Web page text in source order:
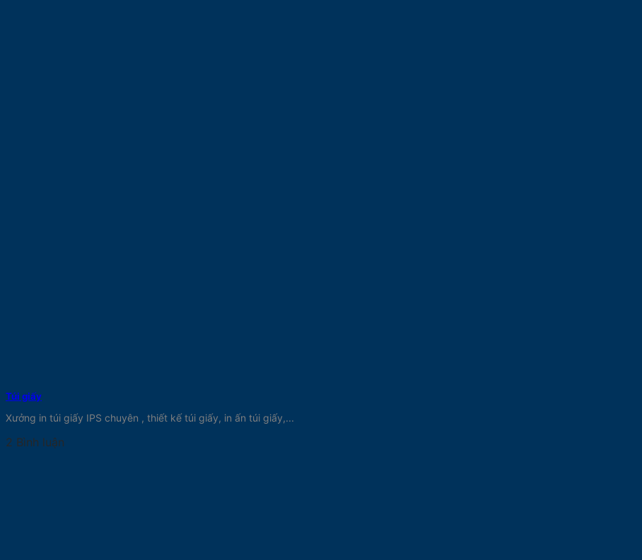
Túi giấy
Xưởng in túi giấy IPS chuyên , thiết kế túi giấy, in ấn túi giấy,...
2 Bình luận